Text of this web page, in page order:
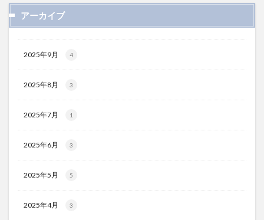
アーカイブ
2025年9月 4
2025年8月 3
2025年7月 1
2025年6月 3
2025年5月 5
2025年4月 3